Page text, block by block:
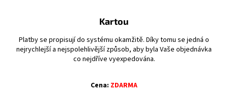
Kartou
Platby se propisují do systému okamžitě. Díky tomu se jedná o
nejrychlejší a nejspolehlivější způsob, aby byla Vaše objednávka
co nejdříve vyexpedována.
Cena: ZDARMA